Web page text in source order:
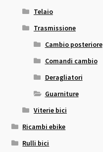
Telaio
Trasmissione
Cambio posteriore
Comandi cambio
Deragliatori
Guarniture
Viterie bici
Ricambi ebike
Rulli bici